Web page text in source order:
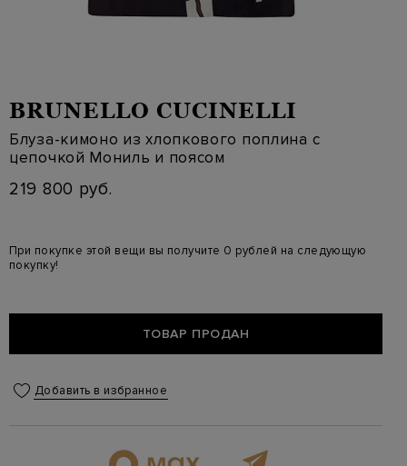
BRUNELLO CUCINELLI
Блуза-кимоно из хлопкового поплина с
цепочкой Мониль и поясом
219 800 руб.
При покупке этой вещи вы получите 0 рублей на следующую
покупку!
ТОВАР ПРОДАН
Добавить в избранное